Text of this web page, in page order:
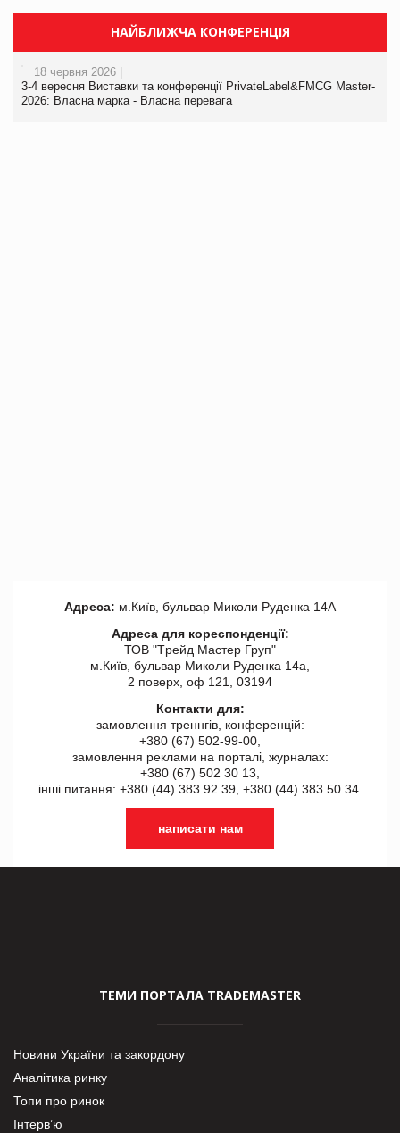
НАЙБЛИЖЧА КОНФЕРЕНЦІЯ
18 червня 2026 |
3-4 вересня Виставки та конференції PrivateLabel&FMCG Master-
2026: Власна марка - Власна перевага
Адреса: м.Київ, бульвар Миколи Руденка 14А
Адреса для кореспонденції:
ТОВ "Tрейд Мастер Груп"
м.Київ, бульвар Миколи Руденка 14а,
2 поверх, оф 121, 03194
Контакти для:
замовлення треннгів, конференцій:
+380 (67) 502-99-00,
замовлення реклами на порталі, журналах:
+380 (67) 502 30 13,
інші питання: +380 (44) 383 92 39, +380 (44) 383 50 34.
написати нам
ТЕМИ ПОРТАЛА TRADEMASTER
Новини України та закордону
Аналітика ринку
Топи про ринок
Інтерв’ю